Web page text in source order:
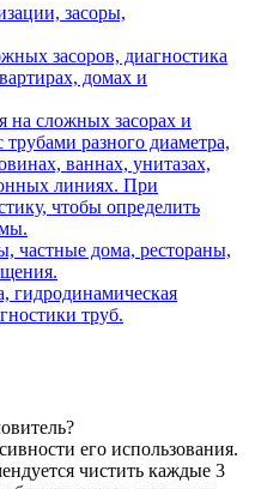
засоры,
засоров, диагностика
домах и
на сложных засорах и
разного диаметра,
ваннах, унитазах,
линиях. При
чтобы определить
частные дома, рестораны,
гидродинамическая
труб.
его использования.
чистить каждые 3